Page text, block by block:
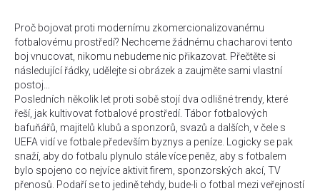
Proč bojovat proti modernímu zkomercionalizovanému
fotbalovému prostředí? Nechceme žádnému chacharovi tento
boj vnucovat, nikomu nebudeme nic přikazovat. Přečtěte si
následující řádky, udělejte si obrázek a zaujměte sami vlastní
postoj…
Posledních několik let proti sobě stojí dva odlišné trendy, které
řeší, jak kultivovat fotbalové prostředí. Tábor fotbalových
bafuňářů, majitelů klubů a sponzorů, svazů a dalších, v čele s
UEFA vidí ve fotbale především byznys a peníze. Logicky se pak
snaží, aby do fotbalu plynulo stále více peněz, aby s fotbalem
bylo spojeno co nejvíce aktivit firem, sponzorských akcí, TV
přenosů. Podaří se to jedině tehdy, bude-li o fotbal mezi veřejností